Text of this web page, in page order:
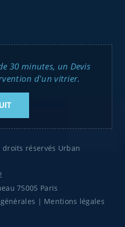
30 minutes, un Devis
d'un vitrier.
réservés Urban
75005 Paris
| Mentions légales